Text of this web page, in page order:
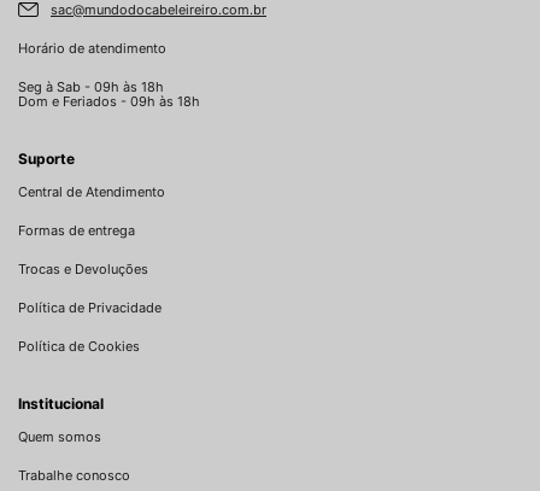
sac@mundodocabeleireiro.com.br
Horário de atendimento
Seg à Sab - 09h às 18h
Dom e Feriados - 09h às 18h
Suporte
Central de Atendimento
Formas de entrega
Trocas e Devoluções
Política de Privacidade
Política de Cookies
Institucional
Quem somos
Trabalhe conosco